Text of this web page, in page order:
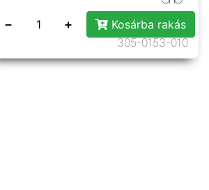
− +
Kosárba rakás
305-0153-010